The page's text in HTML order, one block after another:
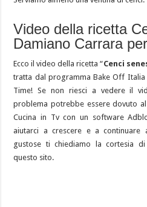
Video della ricetta
Damiano Carrara
Ecco il video della ricetta “Cenci
tratta dal programma Bake Off Italia
Time! Se non riesci a vedere il
problema potrebbe essere dovuto
Cucina in Tv con un software
aiutarci a crescere e a
gustose ti chiediamo la cortesia
questo sito.